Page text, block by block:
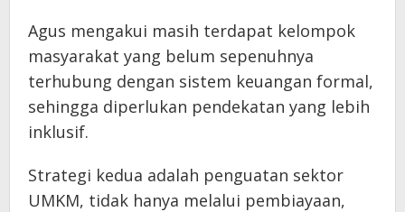
Agus mengakui masih terdapat kelompok
masyarakat yang belum sepenuhnya
terhubung dengan sistem keuangan formal,
sehingga diperlukan pendekatan yang lebih
inklusif.
Strategi kedua adalah penguatan sektor
UMKM, tidak hanya melalui pembiayaan,